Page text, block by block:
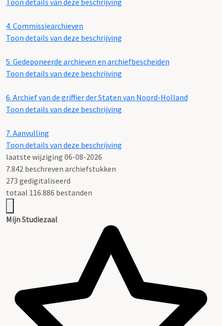
Toon details van deze beschrijving
4. Commissiearchieven
Toon details van deze beschrijving
5. Gedeponeerde archieven en archiefbescheiden
Toon details van deze beschrijving
6. Archief van de griffier der Staten van Noord-Holland
Toon details van deze beschrijving
7. Aanvulling
Toon details van deze beschrijving
laatste wijziging 06-08-2026
7.842 beschreven archiefstukken
273 gedigitaliseerd
totaal 116.886 bestanden
Mijn Studiezaal